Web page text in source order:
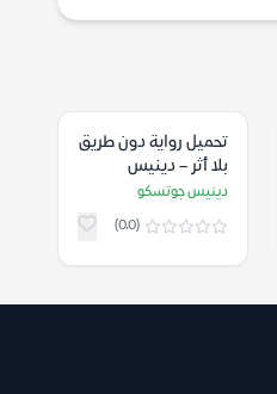
تحميل رواية دون طريق
بلا أثر – دينيس
جوتسكو
دينيس جوتسكو
(0.0)